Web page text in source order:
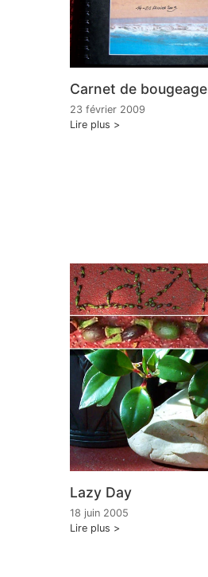
Carnet de bougeage
23 février 2009
Lire plus
Lazy Day
18 juin 2005
Lire plus